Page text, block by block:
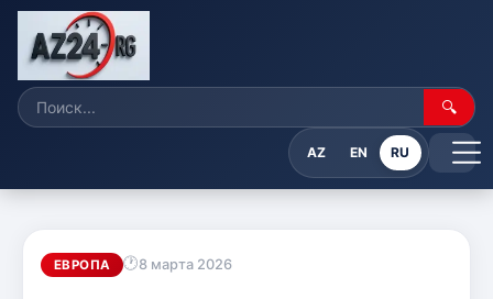
🔍
AZ EN RU
ЕВРОПА 8 марта 2026